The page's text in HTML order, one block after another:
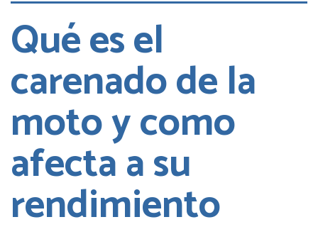
Qué es el
carenado de la
moto y como
afecta a su
rendimiento